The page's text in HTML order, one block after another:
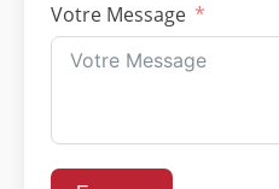
Votre Message